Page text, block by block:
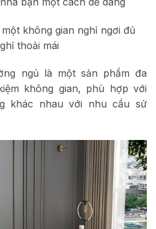
không gian nghỉ ngơi đủ
thoải mái
ngủ là một sản phẩm đa
không gian, phù hợp với
khác nhau với nhu cầu sử